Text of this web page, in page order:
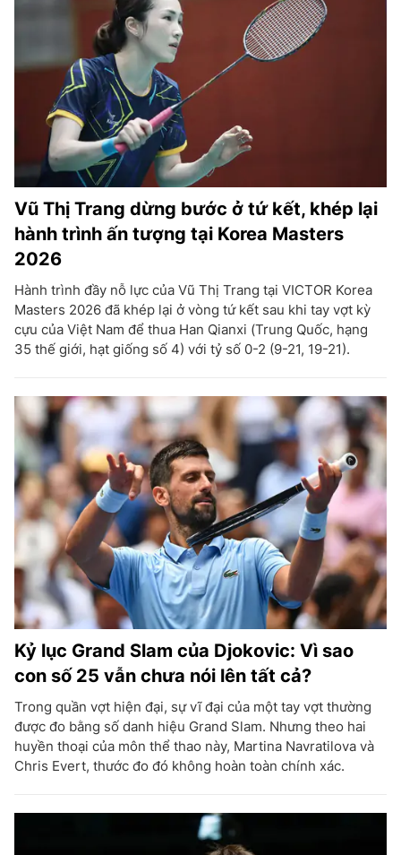
Vũ Thị Trang dừng bước ở tứ kết, khép lại
hành trình ấn tượng tại Korea Masters
2026
Hành trình đầy nỗ lực của Vũ Thị Trang tại VICTOR Korea
Masters 2026 đã khép lại ở vòng tứ kết sau khi tay vợt kỳ
cựu của Việt Nam để thua Han Qianxi (Trung Quốc, hạng
35 thế giới, hạt giống số 4) với tỷ số 0-2 (9-21, 19-21).
Kỷ lục Grand Slam của Djokovic: Vì sao
con số 25 vẫn chưa nói lên tất cả?
Trong quần vợt hiện đại, sự vĩ đại của một tay vợt thường
được đo bằng số danh hiệu Grand Slam. Nhưng theo hai
huyền thoại của môn thể thao này, Martina Navratilova và
Chris Evert, thước đo đó không hoàn toàn chính xác.